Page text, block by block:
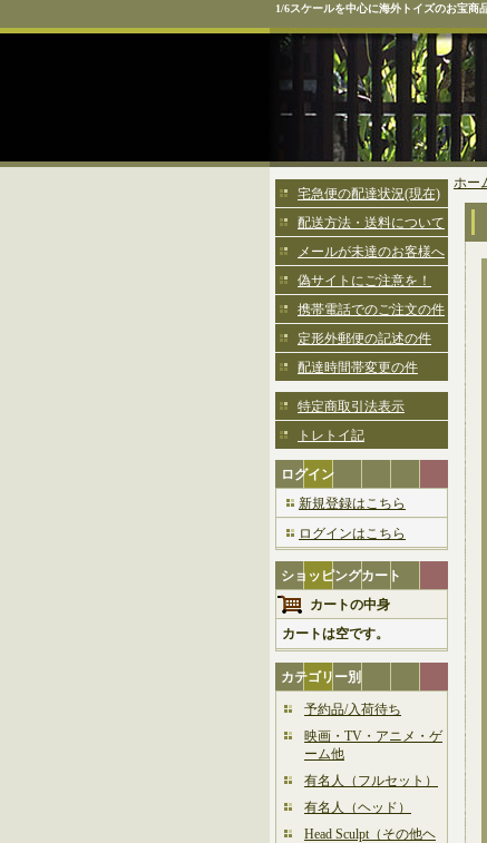
1/6スケールを中心に海外トイズのお宝商
宅急便の配達状況(現在)
配送方法・送料について
メールが未達のお客様へ
偽サイトにご注意を！
携帯電話でのご注文の件
定形外郵便の記述の件
配達時間帯変更の件
特定商取引法表示
トレトイ記
ログイン
新規登録はこちら
ログインはこちら
ショッピングカート
カートの中身
カートは空です。
カテゴリー別
予約品/入荷待ち
映画・TV・アニメ・ゲ
ーム他
有名人（フルセット）
有名人（ヘッド）
Head Sculpt（その他ヘ
ホー